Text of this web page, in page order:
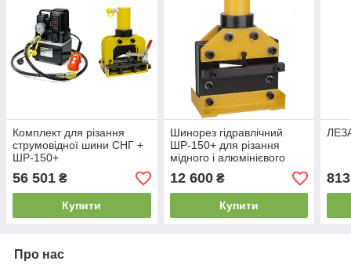
Комплект для різання
струмовідної шини СНГ +
ШР-150+
56 501 ₴
Купити
Шинорез гідравлічний
ШР-150+ для різання
мідного і алюмінієвого
струмоведучої шини.
12 600₴
Купити
813
Про нас